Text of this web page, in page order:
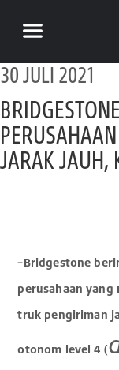
30 JULI 2021
JARAK JAUH,
–Bridgestone
perusahaan yang
truk pengiriman
otonom level 4 (